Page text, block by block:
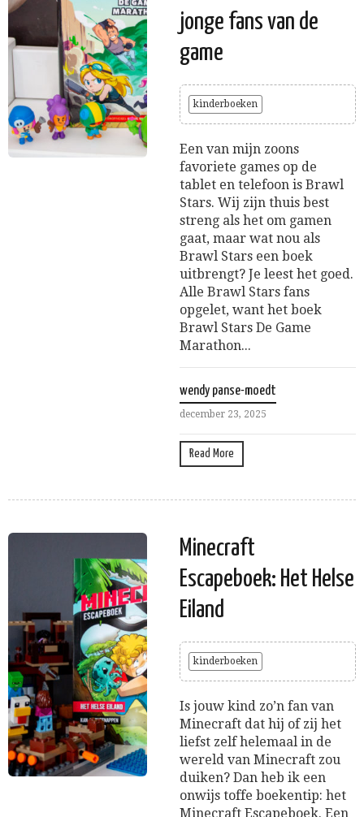
jonge fans van de
game
kinderboeken
Een van mijn zoons
favoriete games op de
tablet en telefoon is Brawl
Stars. Wij zijn thuis best
streng als het om gamen
gaat, maar wat nou als
Brawl Stars een boek
uitbrengt? Je leest het goed.
Alle Brawl Stars fans
opgelet, want het boek
Brawl Stars De Game
Marathon...
wendy panse-moedt
december 23, 2025
Read More
Minecraft
Escapeboek: Het Helse
Eiland
kinderboeken
Is jouw kind zo’n fan van
Minecraft dat hij of zij het
liefst zelf helemaal in de
wereld van Minecraft zou
duiken? Dan heb ik een
onwijs toffe boekentip: het
Minecraft Escapeboek. Een